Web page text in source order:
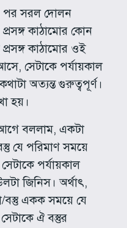
পর সরল দোলন
কাঠামোর কোন
কাঠামোর ওই
সেটাকে পর্যায়কাল
অত্যন্ত গুরুত্বপূর্ণ।
হয়।
বললাম, একটা
যে পরিমাণ সময়ে
পর্যায়কাল
জিনিস। অর্থাৎ,
বস্তু একক সময়ে যে
ঐ বস্তুর